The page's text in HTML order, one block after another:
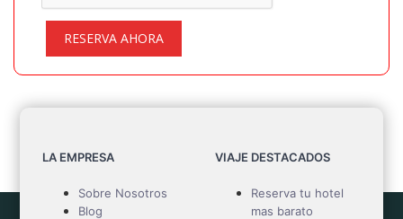
RESERVA AHORA
LA EMPRESA
Sobre Nosotros
Blog
VIAJE DESTACADOS
Reserva tu hotel
mas barato